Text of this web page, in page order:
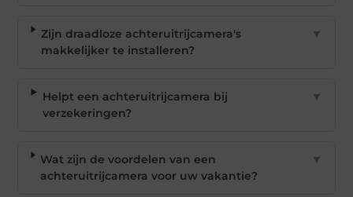
Zijn draadloze achteruitrijcamera's
makkelijker te installeren?
▼
Helpt een achteruitrijcamera bij
verzekeringen?
▼
Wat zijn de voordelen van een
achteruitrijcamera voor uw vakantie?
▼